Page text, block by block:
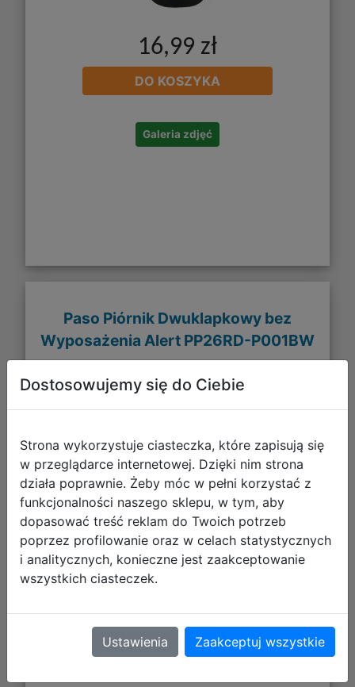
16,99 zł
DO KOSZYKA
Galeria zdjęć
Paso Piórnik Dwuklapkowy bez
Wyposażenia Alert PP26RD-P001BW
29,99 zł
Galeria zdjęć
Dostosowujemy się do Ciebie
Strona wykorzystuje ciasteczka, które zapisują się
w przeglądarce internetowej. Dzięki nim strona
działa poprawnie. Żeby móc w pełni korzystać z
funkcjonalności naszego sklepu, w tym, aby
dopasować treść reklam do Twoich potrzeb
poprzez profilowanie oraz w celach statystycznych
i analitycznych, konieczne jest zaakceptowanie
wszystkich ciasteczek.
Ustawienia Zaakceptuj wszystkie